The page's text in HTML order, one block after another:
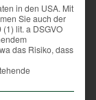
zu
ist in
des
in den USA. Mit
Sie auch der
lit. a DSGVO
das Risiko, dass